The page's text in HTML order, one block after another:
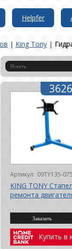
Helpfer
| King Tony |
Артикул: 09TY135-
KING TONY
ремонта
Купить в